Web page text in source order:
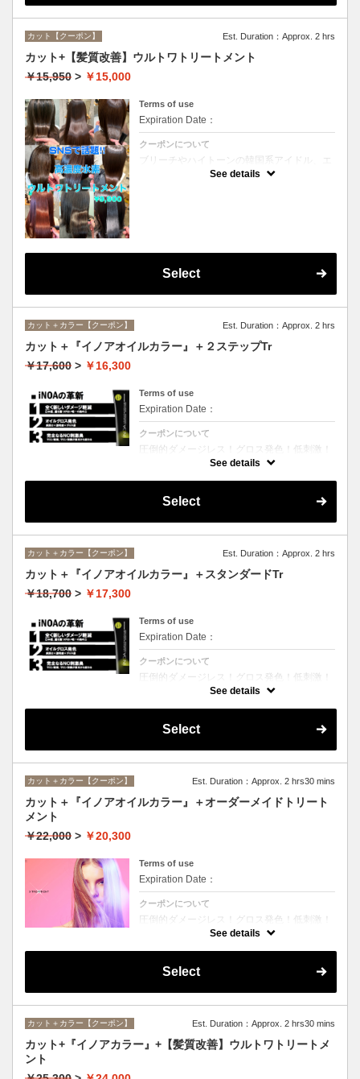
カット【クーポン】 Est. Duration：Approx. 2 hrs
カット+【髪質改善】ウルトワトリートメント
￥15,950 > ￥15,000
Terms of use
Expiration Date：
クーポンについて
ブリーチやハイトーンの韓国系アイドル、エ
イジング毛にお悩みの美魔女も夢中！全ての
See details
Select
カット＋カラー【クーポン】 Est. Duration：Approx. 2 hrs
カット＋『イノアオイルカラー』＋２ステップTr
￥17,600 > ￥16,300
Terms of use
Expiration Date：
クーポンについて
圧倒的ダメージレス！グロス発色！低刺激！
匂いも残らない！全く新しい処方のイノアオ
イルカラーのセットメニュー☆シャンプー、
ブロー込み。※リタッチカラーの場合は
See details
Select
カット＋カラー【クーポン】 Est. Duration：Approx. 2 hrs
カット＋『イノアオイルカラー』＋スタンダードTr
￥18,700 > ￥17,300
Terms of use
Expiration Date：
クーポンについて
圧倒的ダメージレス！グロス発色！低刺激！
匂いも残らない！全く新しい処方のイノアオ
イルカラーのセットメニュー☆シャンプー、
ブロー込み。※リタッチカラーの場合は
See details
Select
カット＋カラー【クーポン】 Est. Duration：Approx. 2 hrs30 mins
カット＋『イノアオイルカラー』＋オーダーメイドトリート
メント
￥22,000 > ￥20,300
Terms of use
Expiration Date：
クーポンについて
圧倒的ダメージレス！グロス発色！低刺激！
匂いも残らない！全く新しい処方のイノアオ
イルカラーのセットメニュー☆シャンプー、
ブロー込み。※リタッチカラーの場合は
See details
Select
カット＋カラー【クーポン】 Est. Duration：Approx. 2 hrs30 mins
カット+『イノアカラー』+【髪質改善】ウルトワトリートメ
ント